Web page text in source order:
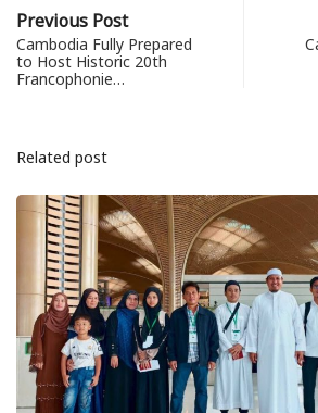
Previous Post
Cambodia Fully Prepared
to Host Historic 20th
Francophonie…
Related post